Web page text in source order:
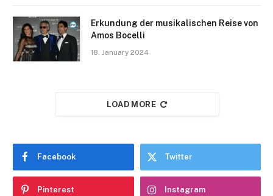
Erkundung der musikalischen Reise von
Amos Bocelli
18. January 2024
LOAD MORE
Facebook Twitter
Pinterest Instagram